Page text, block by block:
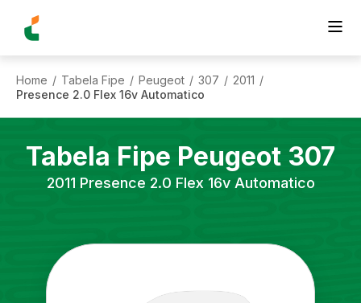
Home / Tabela Fipe / Peugeot / 307 / 2011 /
Presence 2.0 Flex 16v Automatico
Tabela Fipe Peugeot 307
2011 Presence 2.0 Flex 16v Automatico